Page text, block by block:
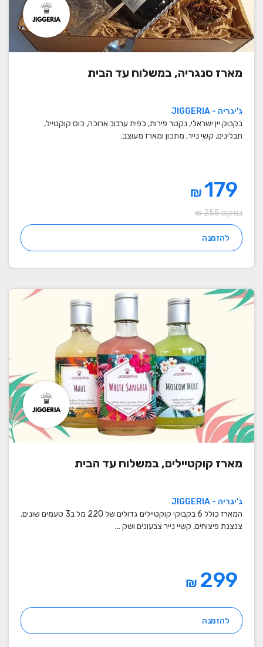
מארז סנגריה, במשלוח עד הבית
ג'יגריה - JIGGERIA
בקבוק יין ישראלי, נקטר פירות, כפית ערבוב ארוכה, כוס קוקטייל,
תבלינים, קשי נייר, מתכון ומארז מעוצב.
₪
במקום 255 ₪
להזמנה
מארז קוקטיילים, במשלוח עד הבית
ג'יגריה - JIGGERIA
המארז כולל 6 בקבוקי קוקטיילים גדולים של 220 מל ב3 טעמים שונים.
צנצנת פיצוחים, קשיי נייר צבעונים ושק ...
₪
להזמנה